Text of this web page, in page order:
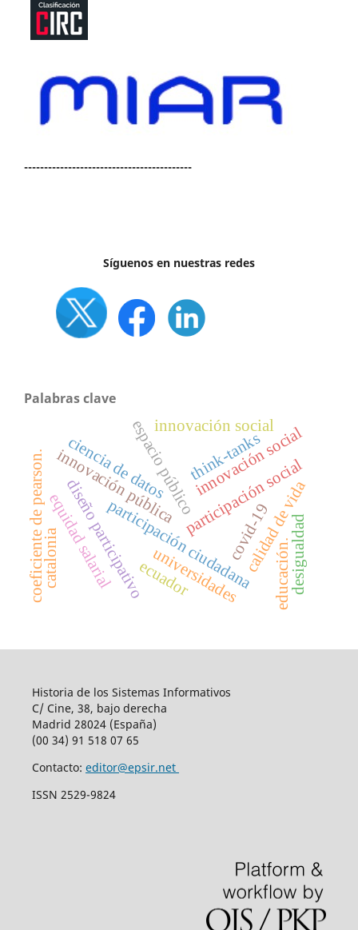
------------------------------------------
Síguenos en nuestras redes
Palabras clave
participación social
participación ciudadana
espacio público
diseño participativo calidad de vida
i
n
n
o
v
a
c
i
ó
n
s
o
c
i
a
l
universidades
innovación pública think-tanks
equidad salarial ecuador desigualdad
coeficiente de pearson.catalonia covid-19
ciencia de datos
educación.
innovación social
Historia de los Sistemas Informativos
C/ Cine, 38, bajo derecha
Madrid 28024 (España)
(00 34) 91 518 07 65
Contacto: editor@epsir.net
ISSN 2529-9824